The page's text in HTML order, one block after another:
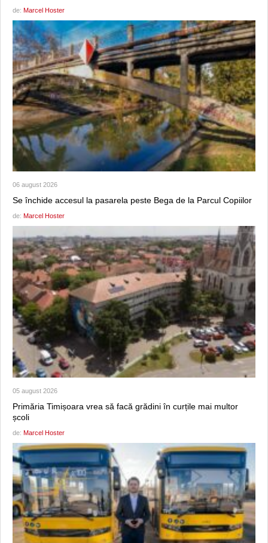
de: Marcel Hoster
06 august 2026
Se închide accesul la pasarela peste Bega de la Parcul Copiilor
de: Marcel Hoster
05 august 2026
Primăria Timișoara vrea să facă grădini în curțile mai multor
școli
de: Marcel Hoster